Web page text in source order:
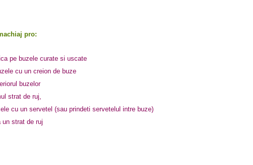
pro:
pe buzele curate si uscate
cu un creion de buze
buzelor
strat de ruj,
cu un servetel (sau prindeti servetelul intre buze)
strat de ruj